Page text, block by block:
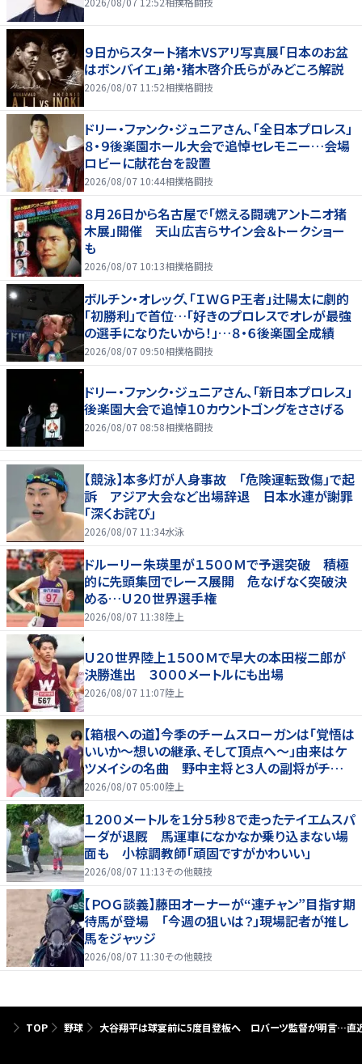
９日からスタート猪木VSアリ写真展「日本のお盆
はボンバイエ」弟・猪木啓介氏らがみどころ解説
2026/08/07 11:52相撲格闘技
ドリー・ファンク・ジュニアさん、「全日本プロレス」
８・９後楽園ホール大会で追悼セレモニー…会場
ロビーに献花台を設置
2026/08/07 10:44相撲格闘技
８月26日から名古屋で「燃える闘魂アントニオ猪
木展」開催 天山広吉らサイン会＆トークショー
も
2026/08/07 10:13相撲格闘技
ボルチン・オレッグ、「ＩＷＧＰ王者」辻陽太に劇的
「初勝利」で首位…「好きのプロレスでオレが最強
の選手になりたいから！」…８・６後楽園全成績
2026/08/07 09:50相撲格闘技
ドリー・ファンク・ジュニアさん、「新日本プロレス」
後楽園大会で追悼１０カウントゴングをささげる
2026/08/07 08:58相撲格闘技
【競泳】本多灯が人身事故 「危険運転致傷」で起
訴 アジア大会など出場辞退 日本水連が謝罪
「深くお詫び」
2026/08/07 11:34水泳
ドルーリー朱瑛里が１５００Ｍで予選突破 積極
的に先頭集団でレース展開 危なげなく突破決
める…Ｕ２０世界選手権
2026/08/07 11:38陸上
Ｕ２０世界陸上１５００Ｍで早大の本田桜二郎が
決勝進出 ３０００メートルにも出場
2026/08/07 11:07陸上
【箱根への道】今季のチームスローガンは「覚悟は
いいか～想いの継承、そして頂点へ～」由来はケ
ツメイシの名曲 野中主将と３人の副将がチーム
を引っ張る…夏合宿特集第１弾、国学院大
2026/08/07 05:00陸上
１２００メートルを１分５秒８で走ったテイエムスパ
ーダが退厩 馬運車になかなか乗り込まない場
面も 小椋調教師「頑固ですがかわいい」
2026/08/07 11:13その他競技
【ＰＯＧ談義】藤田オーナーが“連チャン”目指す期
待馬が登場 「今週の狙いは？」現場記者が推し
馬をジャッジ
2026/08/07 11:30その他競技
TOP 野球 大谷翔平は球宴前に5度目登板へ ロバーツ監督が明言…直